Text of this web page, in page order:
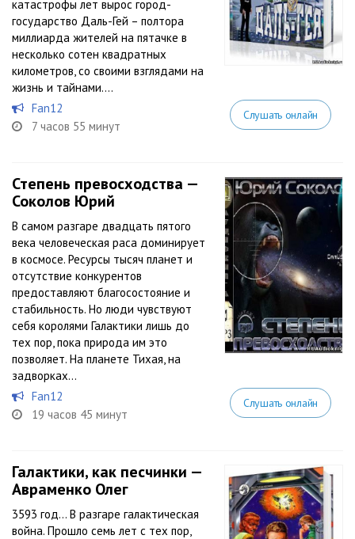
катастрофы лет вырос город-
государство Даль-Гей – полтора
миллиарда жителей на пятачке в
несколько сотен квадратных
километров, со своими взглядами на
жизнь и тайнами....
Fan12
7 часов 55 минут
Слушать онлайн
Степень превосходства —
Соколов Юрий
В самом разгаре двадцать пятого
века человеческая раса доминирует
в космосе. Ресурсы тысяч планет и
отсутствие конкурентов
предоставляют благосостояние и
стабильность. Но люди чувствуют
себя королями Галактики лишь до
тех пор, пока природа им это
позволяет. На планете Тихая, на
задворках...
Fan12
19 часов 45 минут
Слушать онлайн
Галактики, как песчинки —
Авраменко Олег
3593 год… В разгаре галактическая
война. Прошло семь лет с тех пор,